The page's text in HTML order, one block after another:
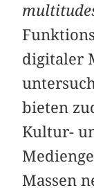
digitaler
bieten
Kultur-
Massen